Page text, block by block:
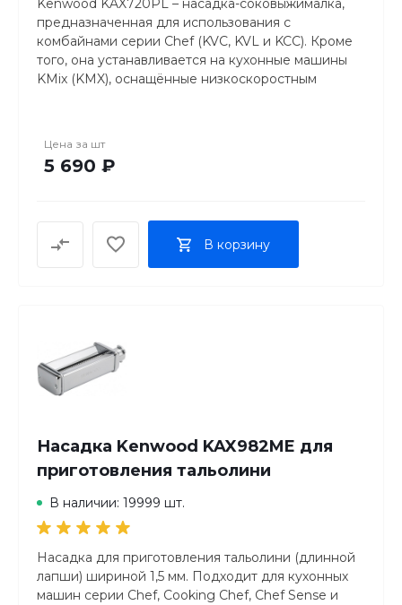
Kenwood KAX720PL – насадка-соковыжималка,
предназначенная для использования с
комбайнами серии Chef (KVC, KVL и KCC). Кроме
того, она устанавливается на кухонные машины
KMix (KMX), оснащённые низкоскоростным
Вы сможете перерабатывать фрукты, ягоды и
овощи. Отжим производится при помощи шнека.
микроэлементы. За безопасность отвечает
толкатель, который предотвратит случайное
Мякоть отбрасывается автоматически, сок
поступает в кувшин через носик, снабжённый
противокапельной системой. Это поможет
поддерживать столешницу в чистоте. Насадка
Для тщательной очистки фильтра в комплект
входит специальная щёточка. Большинство
элементов приспособления разрешается
указания вы найдёте в прилагаемой инструкции.
Цена за шт
5 690 ₽
В корзину
Насадка Kenwood KAX982ME для
приготовления тальолини
В наличии: 19999 шт.
Насадка для приготовления тальолини (длинной
лапши) шириной 1,5 мм. Подходит для кухонных
машин серии Chef, Cooking Chef, Chef Sense и